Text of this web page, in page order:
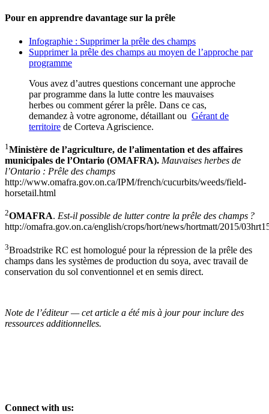
Pour en apprendre davantage sur la prêle
Infographie : Supprimer la prêle des champs
Supprimer la prêle des champs au moyen de l’approche par
programme
Vous avez d’autres questions concernant une approche
par programme dans la lutte contre les mauvaises
herbes ou comment gérer la prêle. Dans ce cas,
demandez à votre agronome, détaillant ou Gérant de
territoire de Corteva Agriscience.
1 Ministère de l’agriculture, de l’alimentation et des affaires
municipales de l’Ontario (OMAFRA). Mauvaises herbes de
l’Ontario : Prêle des champs
http://www.omafra.gov.on.ca/IPM/french/cucurbits/weeds/field-
horsetail.html
2OMAFRA. Est-il possible de lutter contre la prêle des champs ?
http://omafra.gov.on.ca/english/crops/hort/news/hortmatt/2015/
3Broadstrike RC est homologué pour la répression de la prêle des
champs dans les systèmes de production du soya, avec travail de
conservation du sol conventionnel et en semis direct.
Note de l’éditeur — cet article a été mis à jour pour inclure des
ressources additionnelles.
Connect with us: